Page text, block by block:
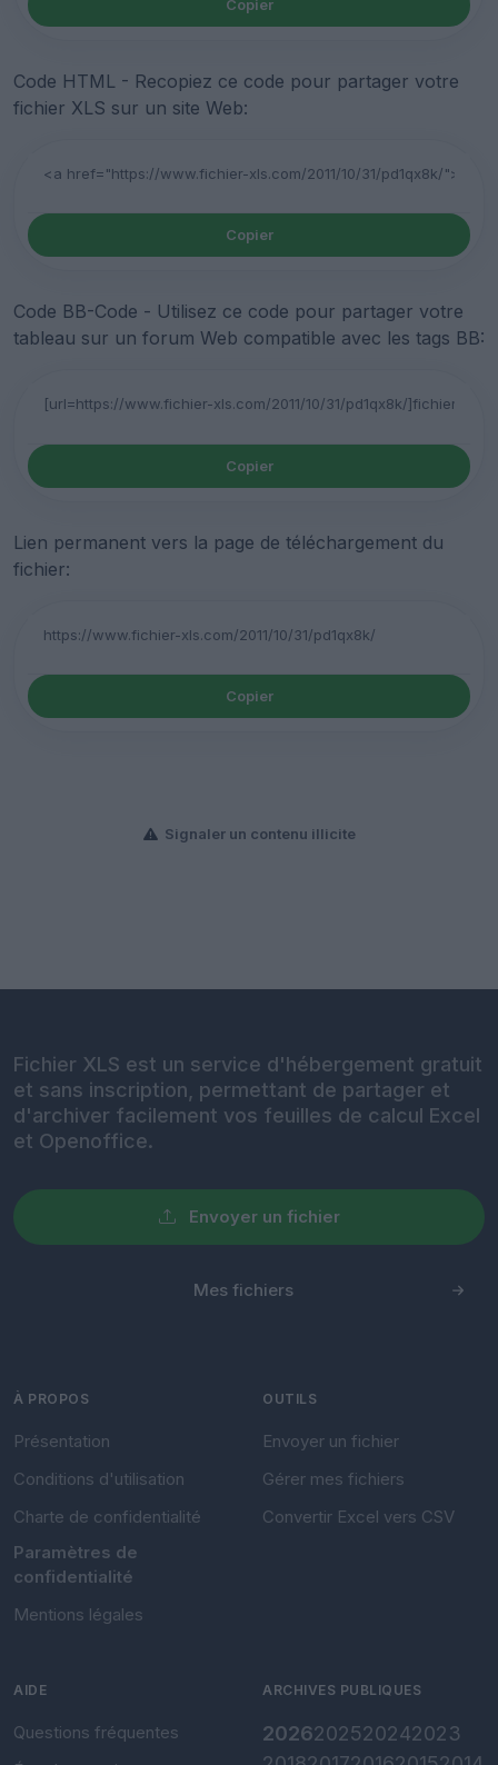
Copier
Code HTML - Recopiez ce code pour partager votre
fichier XLS sur un site Web:
Copier
Code BB-Code - Utilisez ce code pour partager votre
tableau sur un forum Web compatible avec les tags BB:
Copier
Lien permanent vers la page de téléchargement du
fichier:
Copier
Signaler un contenu illicite
Fichier XLS est un service d'hébergement gratuit
et sans inscription, permettant de partager et
d'archiver facilement vos feuilles de calcul Excel
et Openoffice.
Envoyer un fichier
Mes fichiers
À PROPOS
Présentation
Conditions d'utilisation
Charte de confidentialité
Paramètres de
confidentialité
Mentions légales
OUTILS
Envoyer un fichier
Gérer mes fichiers
Convertir Excel vers CSV
AIDE
Questions fréquentes
ARCHIVES PUBLIQUES
2026202520242023